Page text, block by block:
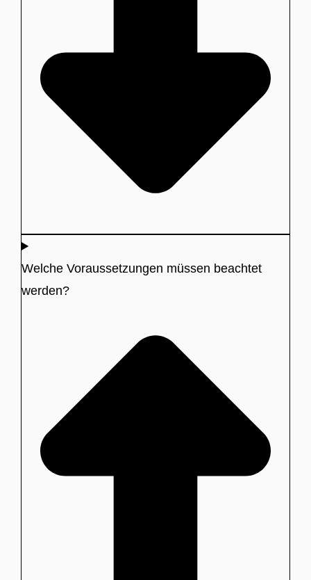
Welche Voraussetzungen müssen beachtet
werden?